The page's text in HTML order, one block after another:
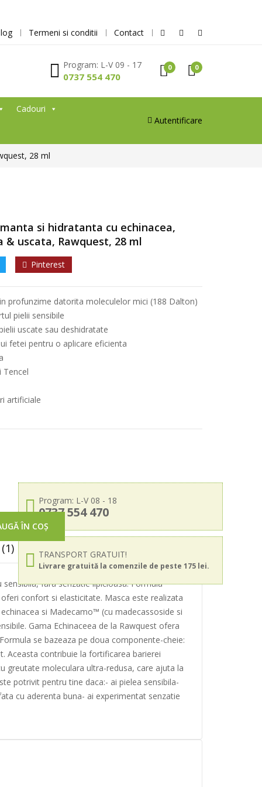
Termeni si conditii Contact
Program: L-V 09 - 17
0737 554 470
0 0
Cadouri
Autentificare
28 ml
si hidratanta cu echinacea,
uscata, Rawquest, 28 ml
Pinterest
profunzime datorita moleculelor mici (188 Dalton)
pielii sensibile
uscate sau deshidratate
fetei pentru o aplicare eficienta
Tencel
artificiale
Program: L-V 08 - 18
0737 554 470
TRANSPORT GRATUIT!
Livrare gratuită la comenzile de peste 175 lei.
ÎN COȘ
fara senzatie lipicioasa. Formula
confort si elasticitate. Masca este realizata
si Madecamo™ (cu madecassoside si
Gama Echinaceea de la Rawquest ofera
se bazeaza pe doua componente-cheie:
Aceasta contribuie la fortificarea barierei
greutate moleculara ultra-redusa, care ajuta la
potrivit pentru tine daca:- ai pielea sensibila-
cu aderenta buna- ai experimentat senzatie